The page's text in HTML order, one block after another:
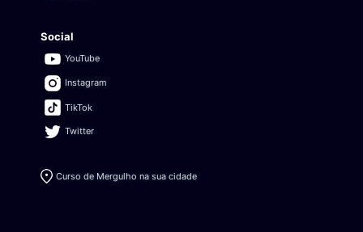
Social
YouTube
Instagram
TikTok
Twitter
Curso de Mergulho na sua cidade